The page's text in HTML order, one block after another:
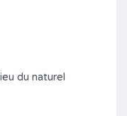
du naturel